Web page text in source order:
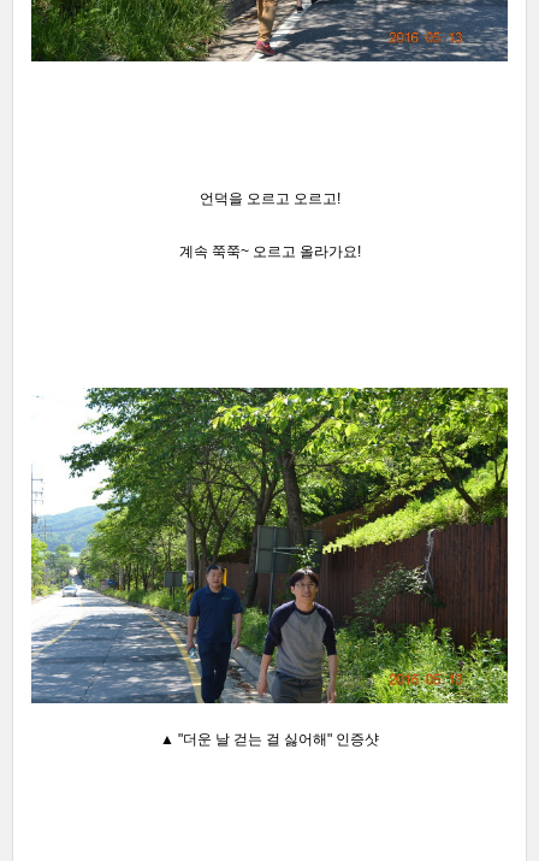
언덕을 오르고 오르고!
계속 쭉쭉~ 오르고 올라가요!
▲ "더운 날 걷는 걸 싫어해" 인증샷